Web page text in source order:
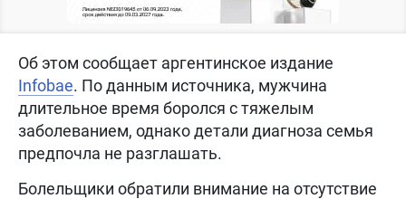
Об этом сообщает аргентинское издание
Infobae. По данным источника, мужчина
длительное время боролся с тяжелым
заболеванием, однако детали диагноза семья
предпочла не разглашать.
Болельщики обратили внимание на отсутствие